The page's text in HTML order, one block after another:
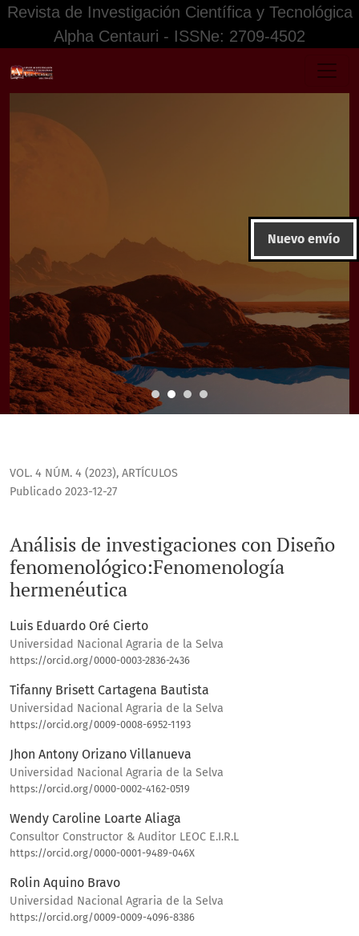
Revista de Investigación Científica y Tecnológica
Alpha Centauri - ISSNe: 2709-4502
Nuevo envío
VOL. 4 NÚM. 4 (2023), ARTÍCULOS
Análisis de investigaciones con Diseño
fenomenológico:Fenomenología
hermenéutica
Publicado 2023-12-27
Luis Eduardo Oré Cierto
Universidad Nacional Agraria de la Selva
https://orcid.org/0000-0003-2836-2436
Tifanny Brisett Cartagena Bautista
Universidad Nacional Agraria de la Selva
https://orcid.org/0009-0008-6952-1193
Jhon Antony Orizano Villanueva
Universidad Nacional Agraria de la Selva
https://orcid.org/0000-0002-4162-0519
Wendy Caroline Loarte Aliaga
Consultor Constructor & Auditor LEOC E.I.R.L
https://orcid.org/0000-0001-9489-046X
Rolin Aquino Bravo
Universidad Nacional Agraria de la Selva
https://orcid.org/0009-0009-4096-8386